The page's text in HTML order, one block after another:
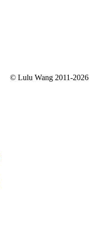
© Lulu Wang 2011-2026